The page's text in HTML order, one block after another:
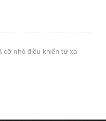
cỡ nhỏ điều khiển từ xa